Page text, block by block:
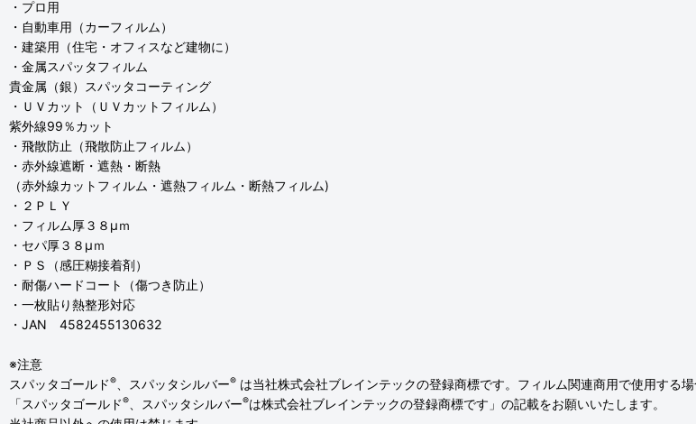
・プロ用
・自動車用（カーフィルム）
・建築用（住宅・オフィスなど建物に）
・金属スパッタフィルム
貴金属（銀）スパッタコーティング
・ＵＶカット（ＵＶカットフィルム）
紫外線99％カット
・飛散防止（飛散防止フィルム）
・赤外線遮断・遮熱・断熱
（赤外線カットフィルム・遮熱フィルム・断熱フィルム)
・２ＰＬＹ
・フィルム厚３８μｍ
・セパ厚３８μｍ
・ＰＳ（感圧糊接着剤）
・耐傷ハードコート（傷つき防止）
・一枚貼り熱整形対応
・JAN 4582455130632
※注意
スパッタゴールド® 、スパッタシルバー® は当社株式会社ブレインテックの登録商標です。フィルム関連商用で使用する
「スパッタゴールド® 、スパッタシルバー®は株式会社ブレインテックの登録商標です」の記載をお願いいたします。